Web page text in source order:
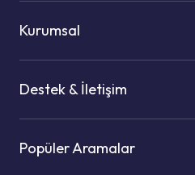
Kurumsal
Destek & İletişim
Popüler Aramalar